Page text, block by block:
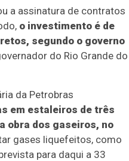
a assinatura de contratos
o investimento é de
segundo o governo
do Rio Grande do
da Petrobras
em estaleiros de três
obra dos gaseiros, no
gases liquefeitos, como
para daqui a 33